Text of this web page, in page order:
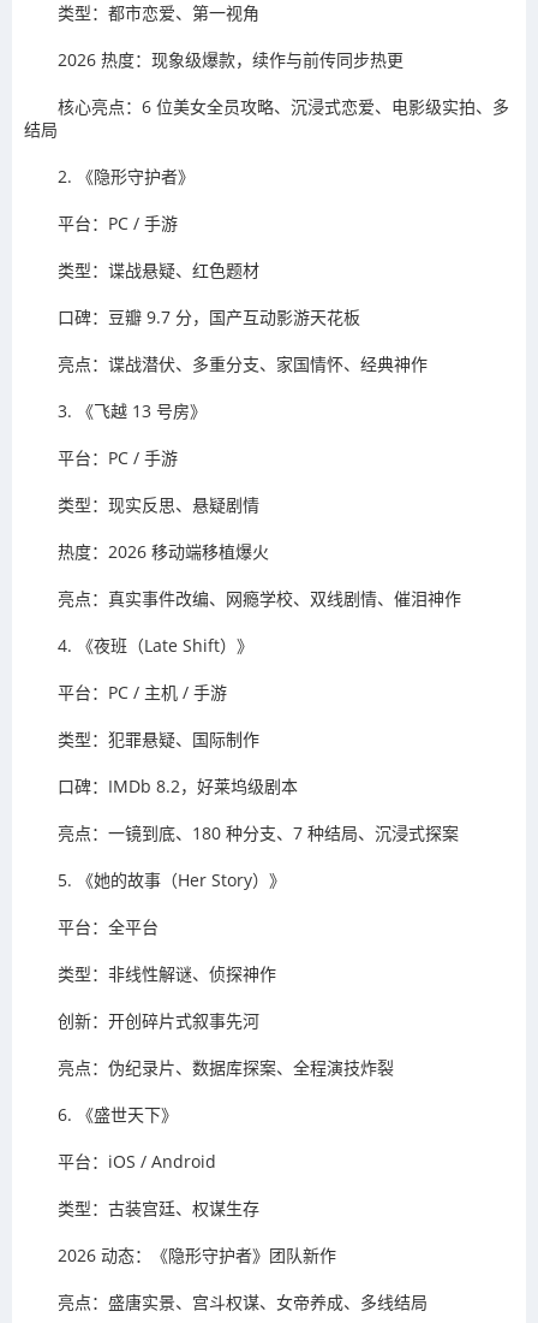
类型：都市恋爱、第一视角
2026 热度：现象级爆款，续作与前传同步热更
核心亮点：6 位美女全员攻略、沉浸式恋爱、电影级实拍、多
结局
2. 《隐形守护者》
平台：PC / 手游
类型：谍战悬疑、红色题材
口碑：豆瓣 9.7 分，国产互动影游天花板
亮点：谍战潜伏、多重分支、家国情怀、经典神作
3. 《飞越 13 号房》
平台：PC / 手游
类型：现实反思、悬疑剧情
热度：2026 移动端移植爆火
亮点：真实事件改编、网瘾学校、双线剧情、催泪神作
4. 《夜班（Late Shift）》
平台：PC / 主机 / 手游
类型：犯罪悬疑、国际制作
口碑：IMDb 8.2，好莱坞级剧本
亮点：一镜到底、180 种分支、7 种结局、沉浸式探案
5. 《她的故事（Her Story）》
平台：全平台
类型：非线性解谜、侦探神作
创新：开创碎片式叙事先河
亮点：伪纪录片、数据库探案、全程演技炸裂
6. 《盛世天下》
平台：iOS / Android
类型：古装宫廷、权谋生存
2026 动态：《隐形守护者》团队新作
亮点：盛唐实景、宫斗权谋、女帝养成、多线结局